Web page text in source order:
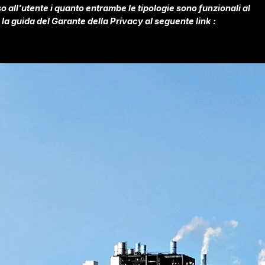
all'utente i quanto entrambe le tipologie sono funzionali al
guida del Garante della Privacy al seguente link :